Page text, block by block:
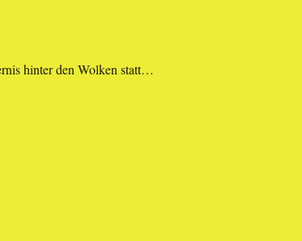
hinter den Wolken statt…